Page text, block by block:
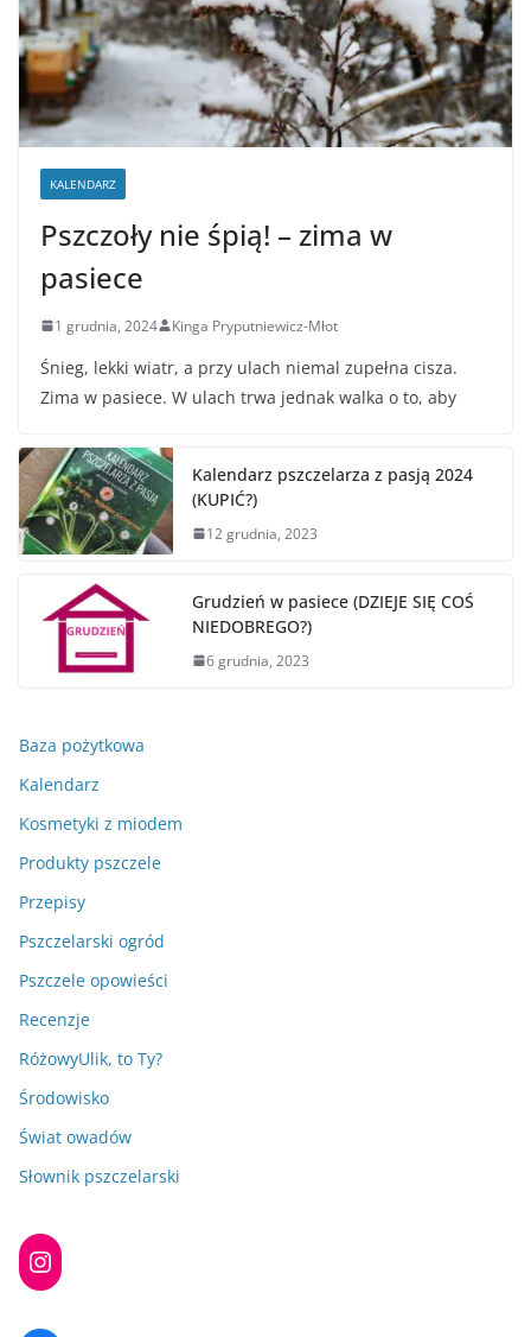
KALENDARZ
Pszczoły nie śpią! – zima w
pasiece
1 grudnia, 2024 Kinga Pryputniewicz-Młot
Śnieg, lekki wiatr, a przy ulach niemal zupełna cisza.
Zima w pasiece. W ulach trwa jednak walka o to, aby
Kalendarz pszczelarza z pasją 2024
(KUPIĆ?)
12 grudnia, 2023
Grudzień w pasiece (DZIEJE SIĘ COŚ
NIEDOBREGO?)
6 grudnia, 2023
Baza pożytkowa
Kalendarz
Kosmetyki z miodem
Produkty pszczele
Przepisy
Pszczelarski ogród
Pszczele opowieści
Recenzje
RóżowyUlik, to Ty?
Środowisko
Świat owadów
Słownik pszczelarski
Instagram